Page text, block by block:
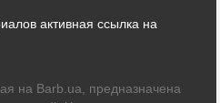
активная ссылка на
на Barb.ua, предназначена